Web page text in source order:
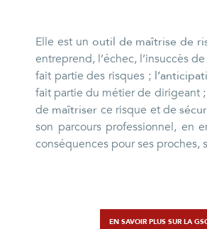
Elle est un outil de maîtrise de
entreprend, l’échec, l’insuccès
fait partie des risques ;
fait partie du métier de dirigeant
de maîtriser ce risque et de
son parcours professionnel, en
conséquences pour ses proches,
EN SAVOIR PLUS SUR LA